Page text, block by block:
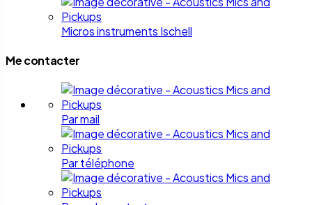
Micros instruments Ischell
Me contacter
Par mail
Par téléphone